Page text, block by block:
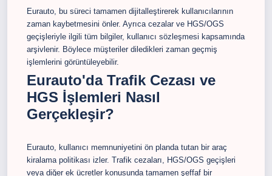
Eurauto, bu süreci tamamen dijitalleştirerek kullanıcılarının
zaman kaybetmesini önler. Ayrıca cezalar ve HGS/OGS
geçişleriyle ilgili tüm bilgiler, kullanıcı sözleşmesi kapsamında
arşivlenir. Böylece müşteriler diledikleri zaman geçmiş
işlemlerini görüntüleyebilir.
Eurauto'da Trafik Cezası ve
HGS İşlemleri Nasıl
Gerçekleşir?
Eurauto, kullanıcı memnuniyetini ön planda tutan bir araç
kiralama politikası izler. Trafik cezaları, HGS/OGS geçişleri
veya diğer ek ücretler konusunda tamamen şeffaf bir